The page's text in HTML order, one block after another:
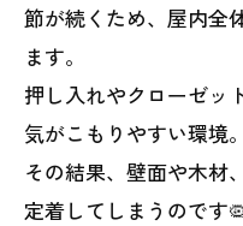
節が続くため、屋内全
ます。
押し入れやクローゼッ
気がこもりやすい環境。
その結果、壁面や木材
定着してしまうのです